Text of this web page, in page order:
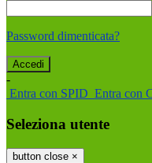
Password dimenticata?
-
Entra con SPID Entra con
Seleziona utente
button close ×